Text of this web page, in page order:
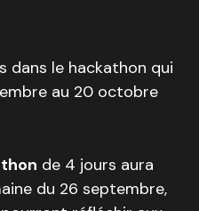
dans le hackathon qui
au 20 octobre
de 4 jours aura
du 26 septembre,